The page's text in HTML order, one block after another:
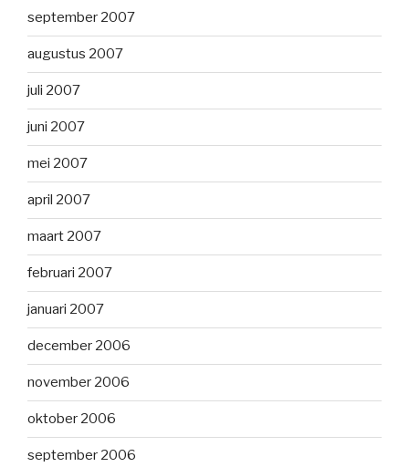
september 2007
augustus 2007
juli 2007
juni 2007
mei 2007
april 2007
maart 2007
februari 2007
januari 2007
december 2006
november 2006
oktober 2006
september 2006